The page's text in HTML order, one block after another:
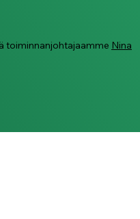
toiminnanjohtajaamme Nina